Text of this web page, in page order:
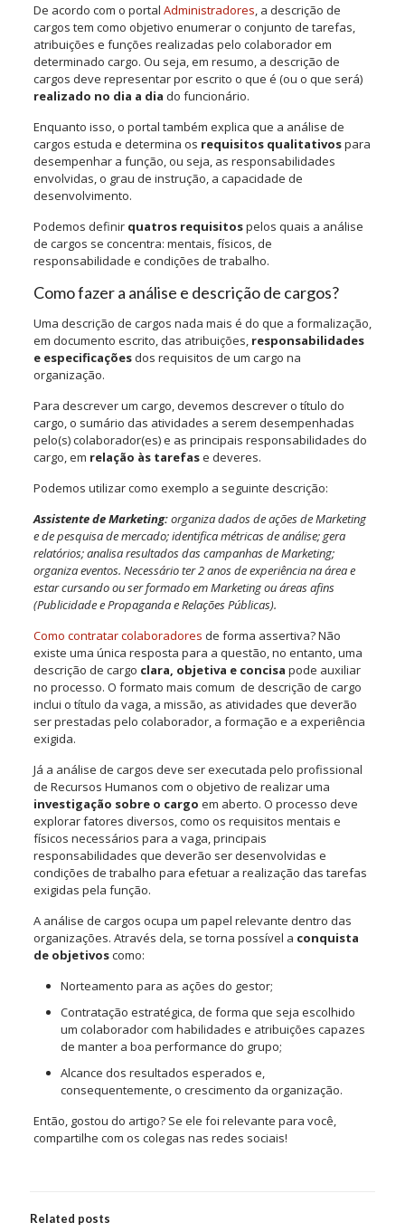
De acordo com o portal Administradores, a descrição de
cargos tem como objetivo enumerar o conjunto de tarefas,
atribuições e funções realizadas pelo colaborador em
determinado cargo. Ou seja, em resumo, a descrição de
cargos deve representar por escrito o que é (ou o que será)
realizado no dia a dia do funcionário.
Enquanto isso, o portal também explica que a análise de
cargos estuda e determina os requisitos qualitativospara
desempenhar a função, ou seja, as responsabilidades
envolvidas, o grau de instrução, a capacidade de
desenvolvimento.
Podemos definir quatros requisitospelos quais a análise
de cargos se concentra: mentais, físicos, de
responsabilidade e condições de trabalho.
Como fazer a análise e descrição de cargos?
Uma descrição de cargos nada mais é do que a formalização,
em documento escrito, das atribuições, responsabilidades
e especificaçõesdos requisitos de um cargo na
organização.
Para descrever um cargo, devemos descrever o título do
cargo, o sumário das atividades a serem desempenhadas
pelo(s) colaborador(es) e as principais responsabilidades do
cargo, em relação às tarefase deveres.
Podemos utilizar como exemplo a seguinte descrição:
Assistente de Marketing:organiza dados de ações de Marketing
e de pesquisa de mercado; identifica métricas de análise; gera
relatórios; analisa resultados das campanhas de Marketing;
organiza eventos. Necessário ter 2 anos de experiência na área e
estar cursando ou ser formado em Marketing ou áreas afins
(Publicidade e Propaganda e Relações Públicas).
Como contratar colaboradores de forma assertiva? Não
existe uma única resposta para a questão, no entanto, uma
descrição de cargo clara, objetiva e concisa pode auxiliar
no processo. O formato mais comum de descrição de cargo
inclui o título da vaga, a missão, as atividades que deverão
ser prestadas pelo colaborador, a formação e a experiência
exigida.
Já a análise de cargos deve ser executada pelo profissional
de Recursos Humanos com o objetivo de realizar uma
investigação sobre o cargo em aberto. O processo deve
explorar fatores diversos, como os requisitos mentais e
físicos necessários para a vaga, principais
responsabilidades que deverão ser desenvolvidas e
condições de trabalho para efetuar a realização das tarefas
exigidas pela função.
A análise de cargos ocupa um papel relevante dentro das
organizações. Através dela, se torna possível a conquista
de objetivoscomo:
Norteamento para as ações do gestor;
Contratação estratégica, de forma que seja escolhido
um colaborador com habilidades e atribuições capazes
de manter a boa performance do grupo;
Alcance dos resultados esperados e,
consequentemente, o crescimento da organização.
Então, gostou do artigo? Se ele foi relevante para você,
compartilhe com os colegas nas redes sociais!
Related posts